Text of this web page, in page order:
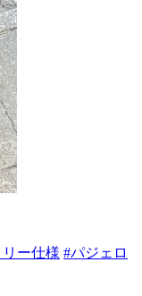
ー仕様 #パジェロ